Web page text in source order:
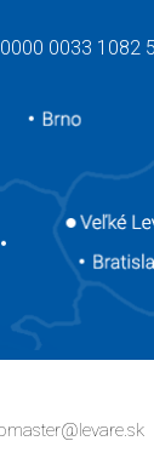
0033 1082